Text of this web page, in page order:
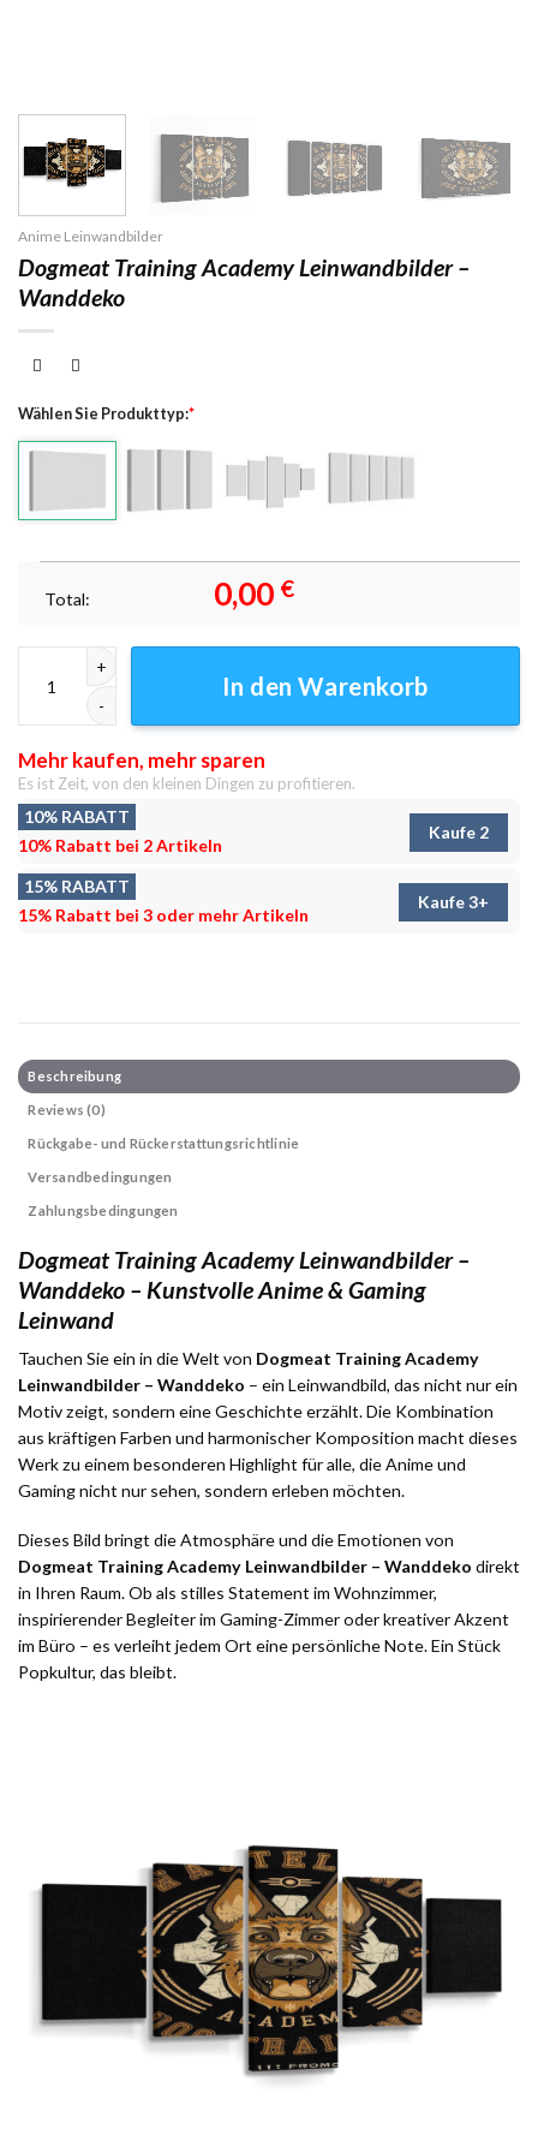
Anime Leinwandbilder
Dogmeat Training Academy Leinwandbilder –
Wanddeko
Wählen Sie Produkttyp:*
Total: 0,00 €
In den Warenkorb
Mehr kaufen, mehr sparen
Es ist Zeit, von den kleinen Dingen zu profitieren.
10% RABATT
10% Rabatt bei 2 Artikeln
Kaufe 2
15% RABATT
15% Rabatt bei 3 oder mehr Artikeln
Kaufe 3+
Beschreibung
Reviews (0)
Rückgabe- und Rückerstattungsrichtlinie
Versandbedingungen
Zahlungsbedingungen
Dogmeat Training Academy Leinwandbilder –
Wanddeko – Kunstvolle Anime & Gaming
Leinwand
Tauchen Sie ein in die Welt von Dogmeat Training Academy
Leinwandbilder – Wanddeko – ein Leinwandbild, das nicht nur ein
Motiv zeigt, sondern eine Geschichte erzählt. Die Kombination
aus kräftigen Farben und harmonischer Komposition macht dieses
Werk zu einem besonderen Highlight für alle, die Anime und
Gaming nicht nur sehen, sondern erleben möchten.
Dieses Bild bringt die Atmosphäre und die Emotionen von
Dogmeat Training Academy Leinwandbilder – Wanddeko direkt
in Ihren Raum. Ob als stilles Statement im Wohnzimmer,
inspirierender Begleiter im Gaming-Zimmer oder kreativer Akzent
im Büro – es verleiht jedem Ort eine persönliche Note. Ein Stück
Popkultur, das bleibt.